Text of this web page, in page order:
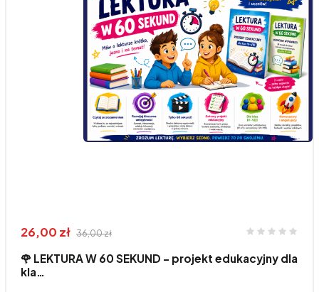
26,00 zł 36,00 zł
🌹 LEKTURA W 60 SEKUND - projekt edukacyjny dla
kla…